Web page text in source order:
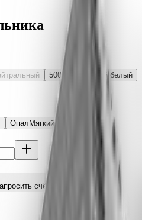
5000K Холодный белый
Опал Мягкий свет, UGR<19
счёт